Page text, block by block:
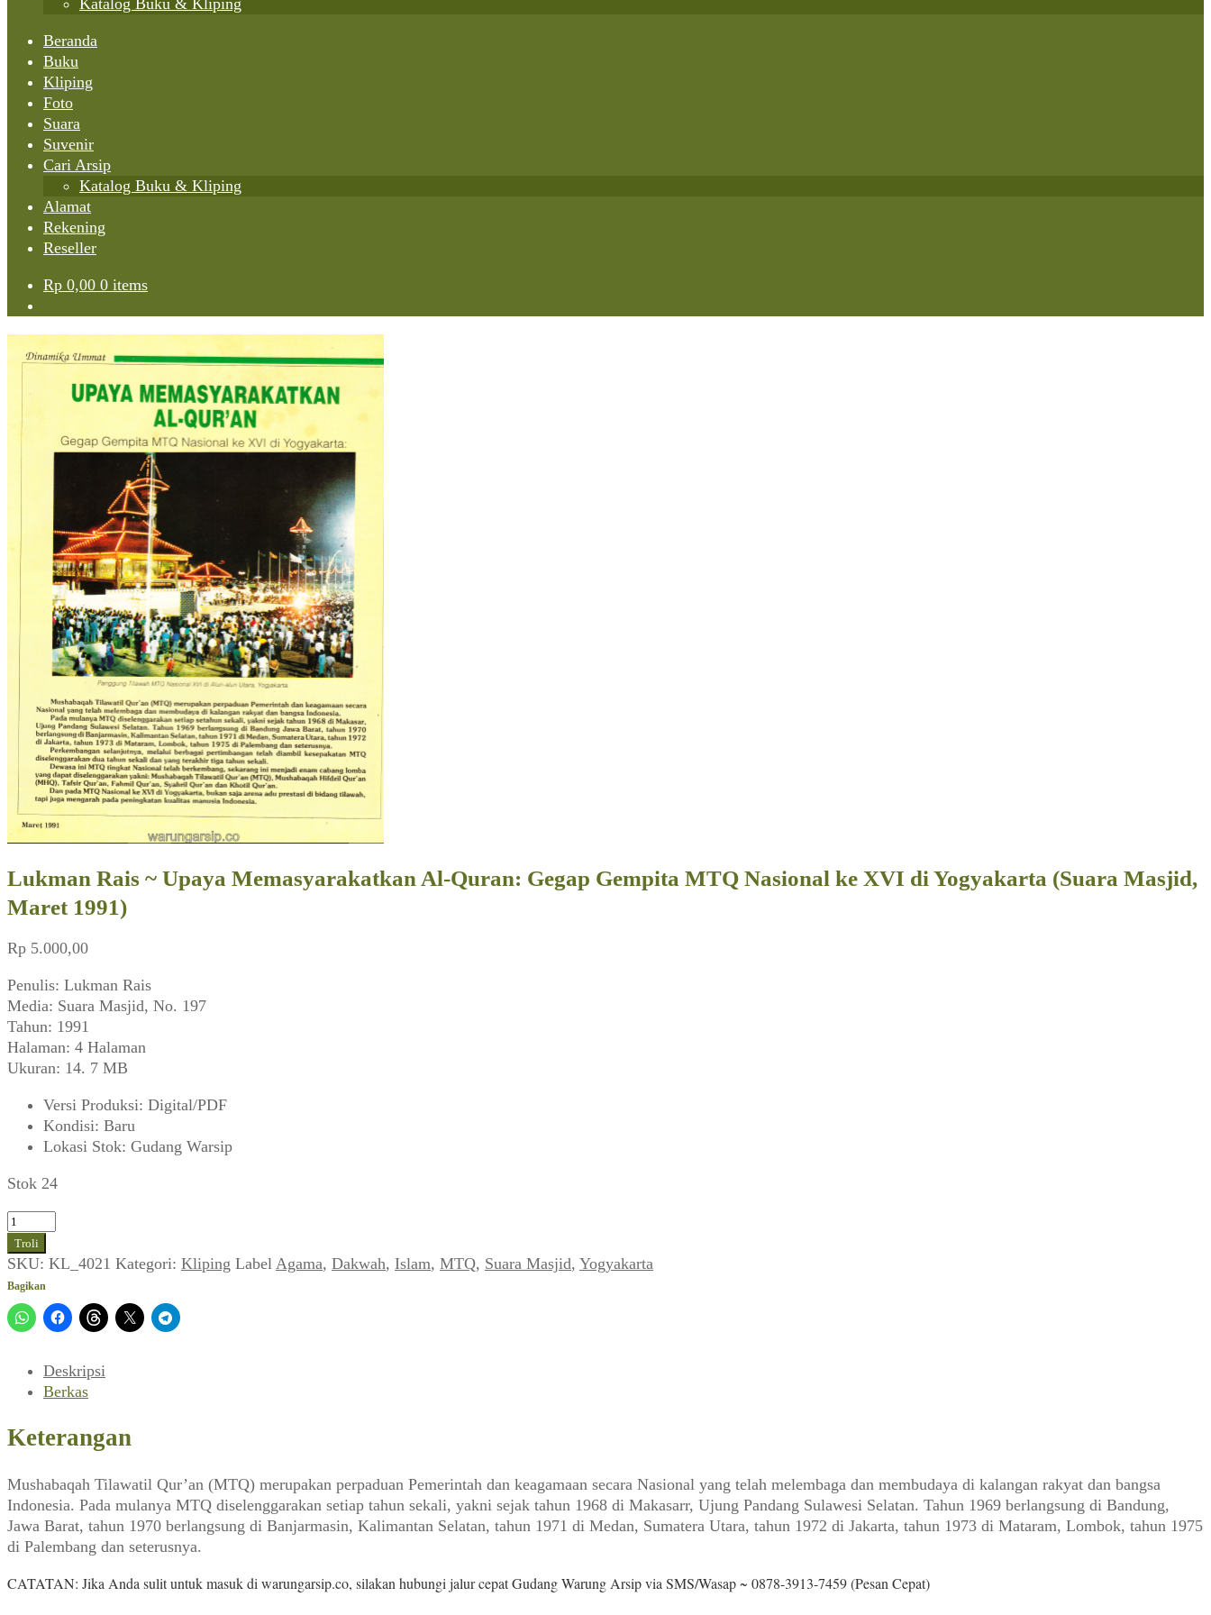
Katalog Buku & Kliping
Beranda
Buku
Kliping
Foto
Suara
Suvenir
Cari Arsip
Katalog Buku & Kliping
Alamat
Rekening
Reseller
Rp 0,00 0 items
Lukman Rais ~ Upaya Memasyarakatkan Al-Quran: Gegap Gempita MTQ Nasional ke XVI di Yogyakarta (Suara Masjid,
Maret 1991)
Rp 5.000,00
Penulis: Lukman Rais
Media: Suara Masjid, No. 197
Tahun: 1991
Halaman: 4 Halaman
Ukuran: 14. 7 MB
Versi Produksi: Digital/PDF
Kondisi: Baru
Lokasi Stok: Gudang Warsip
Stok 24
Kuantitas
Lukman
Rais
~
Upaya
Memasyarakatkan
Quran:
Gegap
MTQ
Nasional
XVI
di
Yogyakarta
(Suara
Maret
Troli
SKU: KL_4021 Kategori: Kliping Label Agama, Dakwah, Islam, MTQ, Suara Masjid, Yogyakarta
Bagikan
Deskripsi
Berkas
Keterangan
Mushabaqah Tilawatil Qur’an (MTQ) merupakan perpaduan Pemerintah dan keagamaan secara Nasional yang telah melembaga dan membudaya di kalangan rakyat dan bangsa
Indonesia. Pada mulanya MTQ diselenggarakan setiap tahun sekali, yakni sejak tahun 1968 di Makasarr, Ujung Pandang Sulawesi Selatan. Tahun 1969 berlangsung di Bandung,
Jawa Barat, tahun 1970 berlangsung di Banjarmasin, Kalimantan Selatan, tahun 1971 di Medan, Sumatera Utara, tahun 1972 di Jakarta, tahun 1973 di Mataram, Lombok, tahun 1975
di Palembang dan seterusnya.
CATATAN: Jika Anda sulit untuk masuk di warungarsip.co, silakan hubungi jalur cepat Gudang Warung Arsip via SMS/Wasap ~ 0878-3913-7459 (Pesan Cepat)